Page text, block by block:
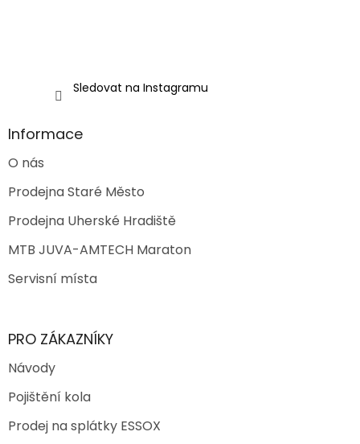
Sledovat na Instagramu
Informace
O nás
Prodejna Staré Město
Prodejna Uherské Hradiště
MTB JUVA-AMTECH Maraton
Servisní místa
PRO ZÁKAZNÍKY
Návody
Pojištění kola
Prodej na splátky ESSOX